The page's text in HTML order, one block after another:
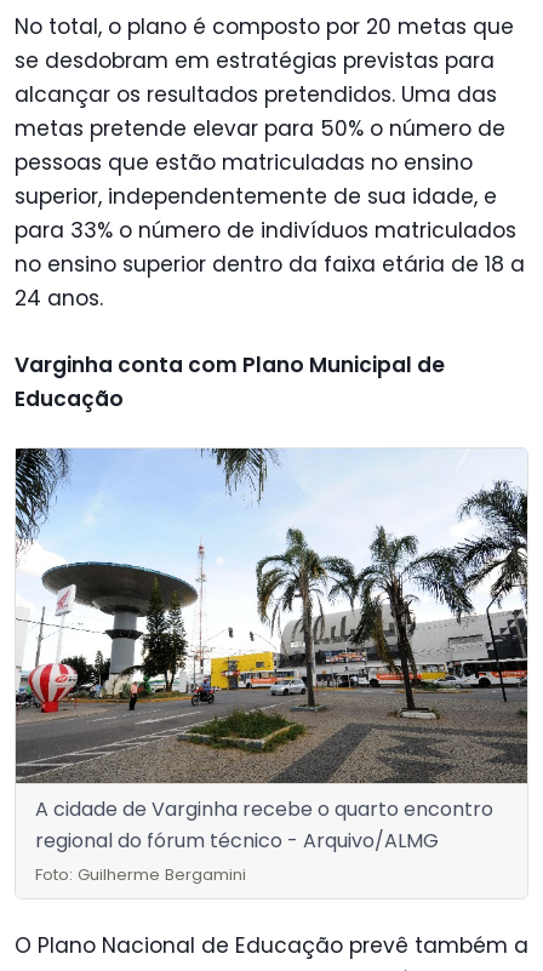
No total, o plano é composto por 20 metas que
se desdobram em estratégias previstas para
alcançar os resultados pretendidos. Uma das
metas pretende elevar para 50% o número de
pessoas que estão matriculadas no ensino
superior, independentemente de sua idade, e
para 33% o número de indivíduos matriculados
no ensino superior dentro da faixa etária de 18 a
24 anos.
Varginha conta com Plano Municipal de
Educação
A cidade de Varginha recebe o quarto encontro
regional do fórum técnico - Arquivo/ALMG
Foto: Guilherme Bergamini
O Plano Nacional de Educação prevê também a